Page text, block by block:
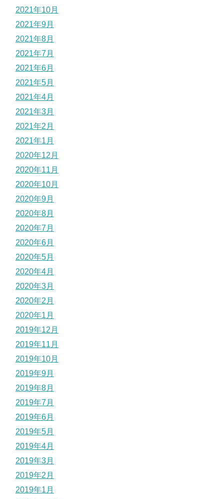
2021年10月
2021年9月
2021年8月
2021年7月
2021年6月
2021年5月
2021年4月
2021年3月
2021年2月
2021年1月
2020年12月
2020年11月
2020年10月
2020年9月
2020年8月
2020年7月
2020年6月
2020年5月
2020年4月
2020年3月
2020年2月
2020年1月
2019年12月
2019年11月
2019年10月
2019年9月
2019年8月
2019年7月
2019年6月
2019年5月
2019年4月
2019年3月
2019年2月
2019年1月